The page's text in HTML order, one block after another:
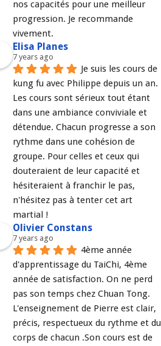
nos capacités pour une meilleur
progression. Je recommande
vivement.
Elisa Planes
7 years ago
Je suis les cours de
kung fu avec Philippe depuis un an.
Les cours sont sérieux tout étant
dans une ambiance conviviale et
détendue. Chacun progresse a son
rythme dans une cohésion de
groupe. Pour celles et ceux qui
douteraient de leur capacité et
hésiteraient à franchir le pas,
n'hésitez pas à tenter cet art
martial !
Olivier Constans
7 years ago
4ème année
d'apprentissage du TaiChi, 4ème
année de satisfaction. On ne perd
pas son temps chez Chuan Tong.
L'enseignement de Pierre est clair,
précis, respectueux du rythme et du
corps de chacun .Son cours est de